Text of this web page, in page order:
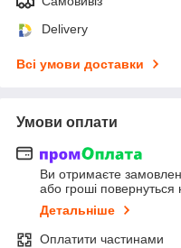
Delivery
Всі умови доставки
Умови оплати
Ви отримаєте
або гроші повернуться
Детальніше
Оплатити частинами